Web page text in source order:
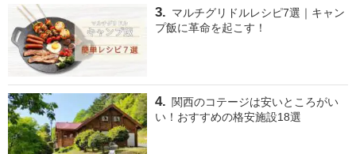
マルチグリドルレシピ7選｜キャン
プ飯に革命を起こす！
関西のコテージは安いところがい
い！おすすめの格安施設18選